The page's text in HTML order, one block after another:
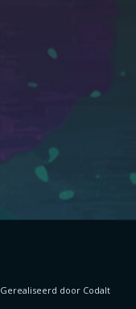
Gerealiseerd door Codalt